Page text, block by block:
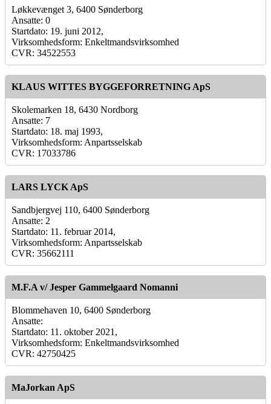
Løkkevænget 3, 6400 Sønderborg
Ansatte: 0
Startdato: 19. juni 2012,
Virksomhedsform: Enkeltmandsvirksomhed
CVR: 34522553
KLAUS WITTES BYGGEFORRETNING ApS
Skolemarken 18, 6430 Nordborg
Ansatte: 7
Startdato: 18. maj 1993,
Virksomhedsform: Anpartsselskab
CVR: 17033786
LARS LYCK ApS
Sandbjergvej 110, 6400 Sønderborg
Ansatte: 2
Startdato: 11. februar 2014,
Virksomhedsform: Anpartsselskab
CVR: 35662111
M.F.A v/ Jesper Gammelgaard Nomanni
Blommehaven 10, 6400 Sønderborg
Ansatte:
Startdato: 11. oktober 2021,
Virksomhedsform: Enkeltmandsvirksomhed
CVR: 42750425
MaJorkan ApS